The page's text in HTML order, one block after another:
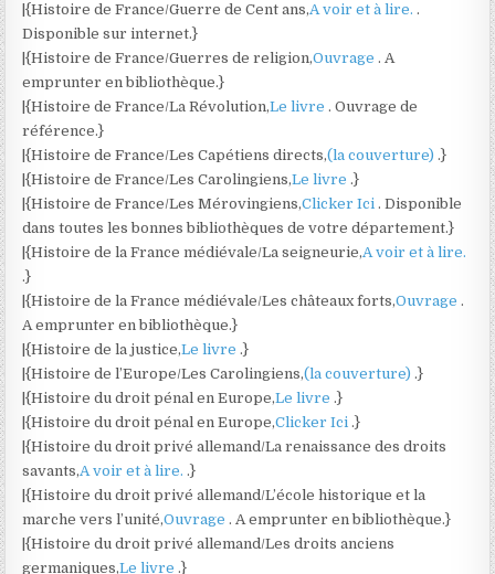
|{Histoire de France/Guerre de Cent ans,A voir et à lire..
Disponible sur internet.}
|{Histoire de France/Guerres de religion,Ouvrage. A
emprunter en bibliothèque.}
|{Histoire de France/La Révolution,Le livre. Ouvrage de
référence.}
|{Histoire de France/Les Capétiens directs,(la couverture).}
|{Histoire de France/Les Carolingiens,Le livre.}
|{Histoire de France/Les Mérovingiens,Clicker Ici. Disponible
dans toutes les bonnes bibliothèques de votre département.}
|{Histoire de la France médiévale/La seigneurie,A voir et à lire.
.}
|{Histoire de la France médiévale/Les châteaux forts,Ouvrage.
A emprunter en bibliothèque.}
|{Histoire de la justice,Le livre.}
|{Histoire de l’Europe/Les Carolingiens,(la couverture).}
|{Histoire du droit pénal en Europe,Le livre.}
|{Histoire du droit pénal en Europe,Clicker Ici.}
|{Histoire du droit privé allemand/La renaissance des droits
savants,A voir et à lire..}
|{Histoire du droit privé allemand/L’école historique et la
marche vers l’unité,Ouvrage. A emprunter en bibliothèque.}
|{Histoire du droit privé allemand/Les droits anciens
germaniques,Le livre.}